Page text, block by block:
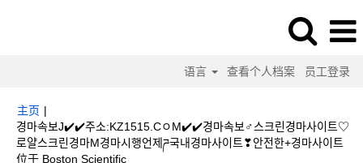
语言 查看个人档案 员工登录
主页 |
경마속보J✔️✔️주소:KZ1515.CㅇM✔️✔️경마속보♂스크린경마사이트♡
로얄스크린경마M경마시행언제ཌ국내경마사이트❣안전한+경마사이트
位于 Boston Scientific（当